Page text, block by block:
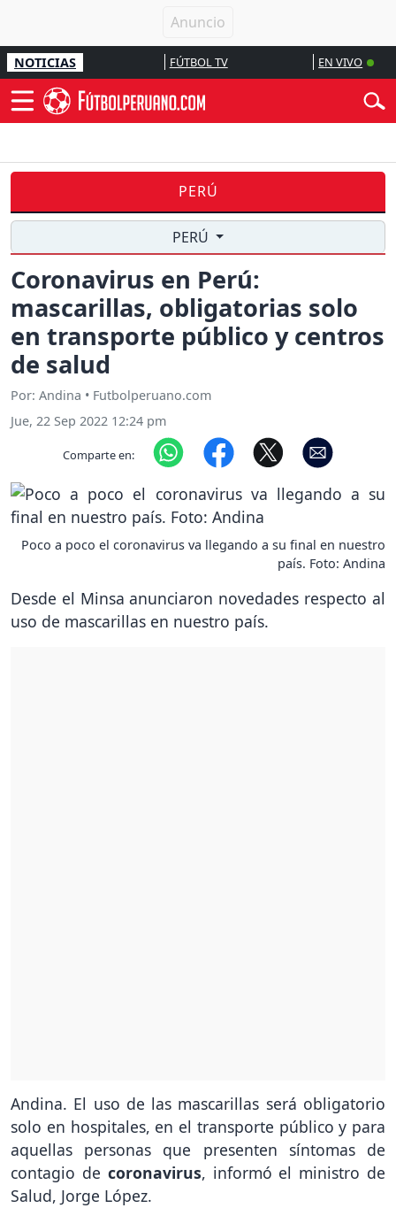
NOTICIAS FÚTBOL TV EN VIVO
PERÚ
PERÚ
Coronavirus en Perú:
mascarillas, obligatorias solo
en transporte público y centros
de salud
Por: Andina • Futbolperuano.com
Jue, 22 Sep 2022 12:24 pm
Comparte en:
Poco a poco el coronavirus va llegando a su final en nuestro
país. Foto: Andina
Desde el Minsa anunciaron novedades respecto al
uso de mascarillas en nuestro país.
Andina. El uso de las mascarillas será obligatorio
solo en hospitales, en el transporte público y para
aquellas personas que presenten síntomas de
contagio de coronavirus, informó el ministro de
Salud, Jorge López.